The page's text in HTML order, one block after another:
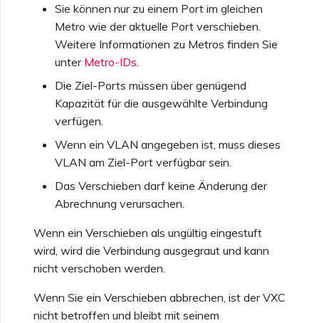
FAQs zu MVE
Google über MVE
Ändern einer IX-
Verschieben eines VXC
Herunterfahren eines VXC
Überwachen des
Dienststatus
Einrichten von OpenMetrics
für Dienstüberwachung
Single Sign-On (SSO)
Häufig gestellte Fragen zu
Nächste Schritte bei der
Informationen für
schnelleren Support
Sie können nur zu einem Port im gleichen
Metro wie der aktuelle Port verschieben.
Weitere Informationen zu Metros finden Sie
unter Metro-IDs
Die Ziel-Ports müssen über genügend
Kapazität für die ausgewählte Verbindung
verfügen.
Wenn ein VLAN angegeben ist, muss dieses
VLAN am Ziel-Port verfügbar sein.
Das Verschieben darf keine Änderung der
Abrechnung verursachen.
Wenn ein Verschieben als ungültig eingestuft
wird, wird die Verbindung ausgegraut und kann
nicht verschoben werden.
Wenn Sie ein Verschieben abbrechen, ist der VXC
nicht betroffen und bleibt mit seinem